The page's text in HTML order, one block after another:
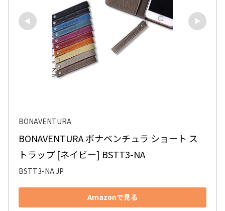
BONAVENTURA
BONAVENTURA ボナベンチュラ ショート ス
トラップ [ネイビー] BSTT3-NA
BSTT3-NA.JP
Amazonで見る